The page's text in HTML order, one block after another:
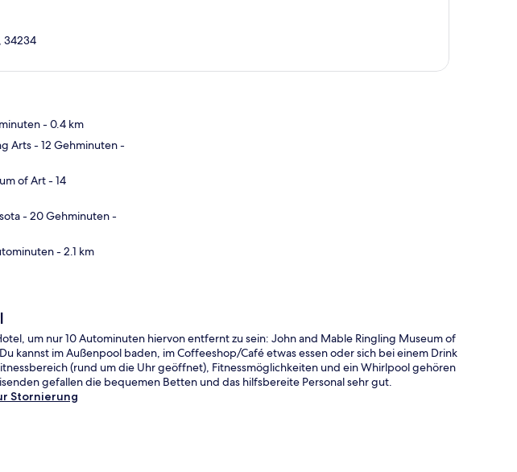
34234
- 0.4 km
Arts- 12 Gehminuten-
of Art- 14
- 20 Gehminuten-
- 2.1 km
um nur 10 Autominuten hiervon entfernt zu sein: John and Mable Ringling Museum of
kannst im Außenpool baden, im Coffeeshop/Café etwas essen oder sich bei einem Drink
(rund um die Uhr geöffnet), Fitnessmöglichkeiten und ein Whirlpool gehören
gefallen die bequemen Betten und das hilfsbereite Personal sehr gut.
Stornierung